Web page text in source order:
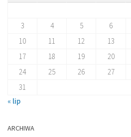
3
4 5 6
10
11 12 13
17
18 19 20
24
25 26 27
31
« lip
ARCHIWA